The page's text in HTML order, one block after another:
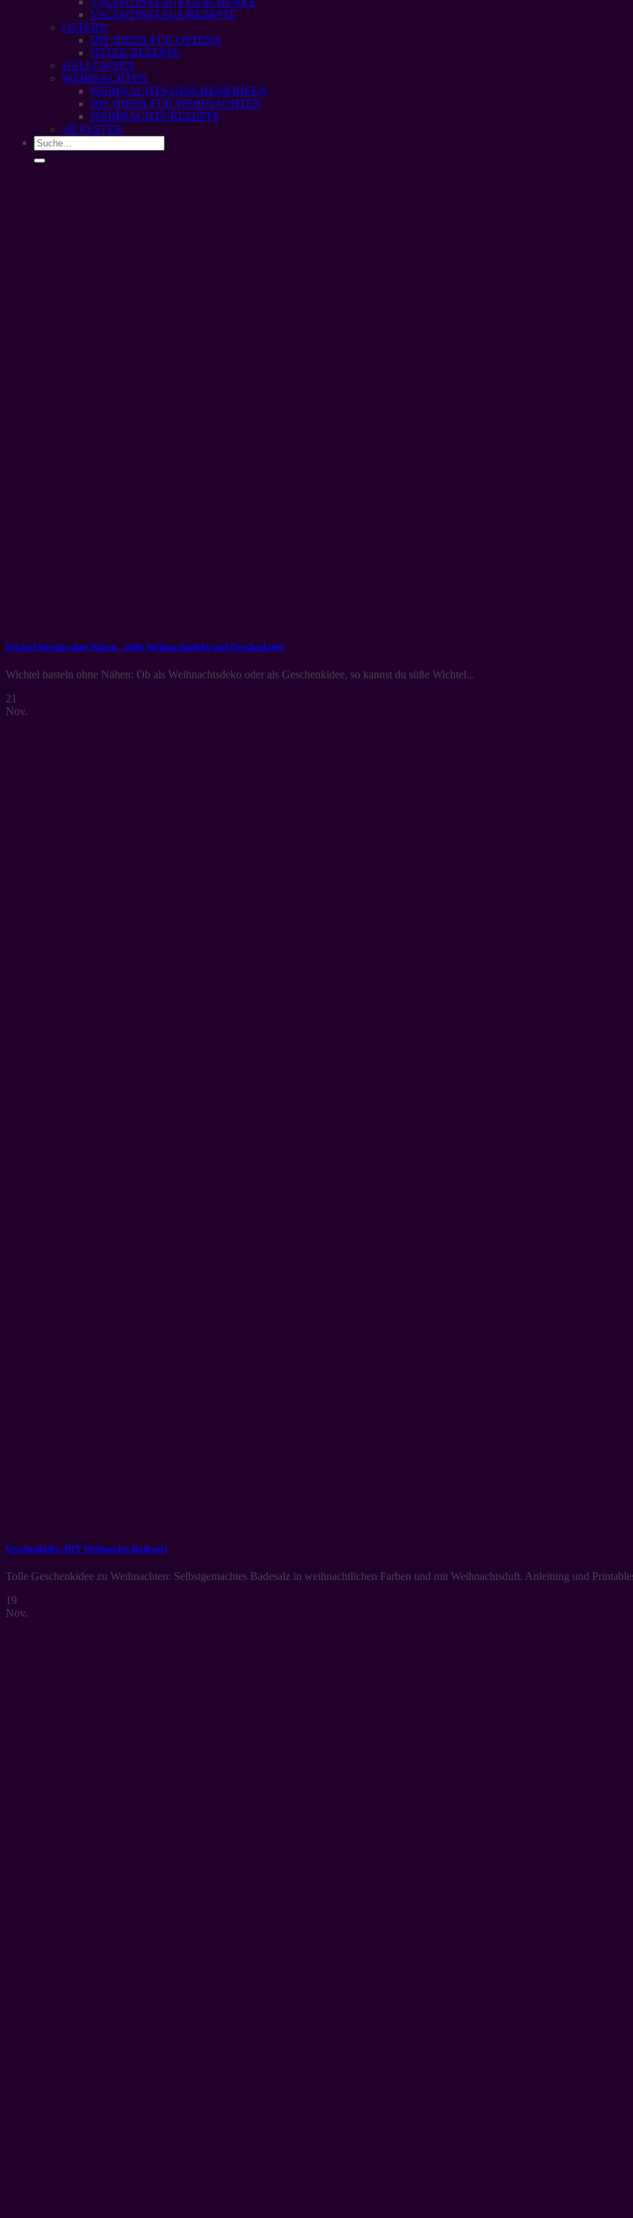
VALENTINSTAGS-REZEPTE
OSTERN
DIY IDEEN FÜR OSTERN
OSTER-REZEPTE
HALLOWEEN
WEIHNACHTEN
WEIHNACHTS-GESCHENKIDEEN
DIY IDEEN FÜR WEIHNACHTEN
WEIHNACHTS-REZEPTE
SILVESTER
Wichtel basteln ohne Nähen – Süße Weihnachtsdeko und Geschenkidee
Wichtel basteln ohne Nähen: Ob als Weihnachtsdeko oder als Geschenkidee, so kannst du süße Wichtel...
21
Nov.
Geschenkidee: DIY Weihnachts-Badesalz
Tolle Geschenkidee zu Weihnachten: Selbstgemachtes Badesalz in weihnachtlichen Farben und mit Weihnachtsduft. Anleitung und
19
Nov.